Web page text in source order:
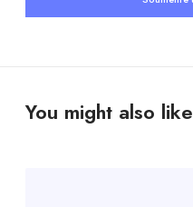
You might also like